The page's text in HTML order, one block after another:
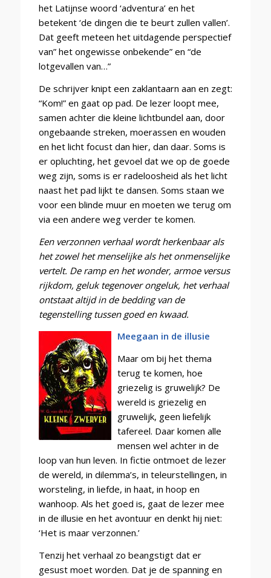
het Latijnse woord ‘adventura’ en het
betekent ‘de dingen die te beurt zullen vallen’.
Dat geeft meteen het uitdagende perspectief
van” het ongewisse onbekende” en “de
lotgevallen van…”
De schrijver knipt een zaklantaarn aan en zegt:
“Kom!” en gaat op pad. De lezer loopt mee,
samen achter die kleine lichtbundel aan, door
ongebaande streken, moerassen en wouden
en het licht focust dan hier, dan daar. Soms is
er opluchting, het gevoel dat we op de goede
weg zijn, soms is er radeloosheid als het licht
naast het pad lijkt te dansen. Soms staan we
voor een blinde muur en moeten we terug om
via een andere weg verder te komen.
Een verzonnen verhaal wordt herkenbaar als
het zowel het menselijke als het onmenselijke
vertelt. De ramp en het wonder, armoe versus
rijkdom, geluk tegenover ongeluk, het verhaal
ontstaat altijd in de bedding van de
tegenstelling tussen goed en kwaad.
Meegaan in de illusie
Maar om bij het thema
terug te komen, hoe
griezelig is gruwelijk? De
wereld is griezelig en
gruwelijk, geen liefelijk
tafereel. Daar komen alle
mensen wel achter in de
loop van hun leven. In fictie ontmoet de lezer
de wereld, in dilemma’s, in teleurstellingen, in
worsteling, in liefde, in haat, in hoop en
wanhoop. Als het goed is, gaat de lezer mee
in de illusie en het avontuur en denkt hij niet:
‘Het is maar verzonnen.’
Tenzij het verhaal zo beangstigt dat er
gesust moet worden. Dat je de spanning en